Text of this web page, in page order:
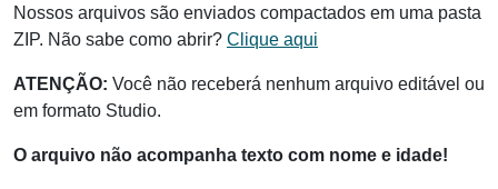
Nossos arquivos são enviados compactados em uma pasta
ZIP. Não sabe como abrir? Clique aqui
ATENÇÃO: Você não receberá nenhum arquivo editável ou
em formato Studio.
O arquivo não acompanha texto com nome e idade!